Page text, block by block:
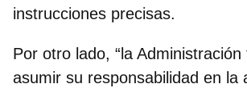
instrucciones precisas.
Por otro lado, “la
asumir su responsabilidad en la